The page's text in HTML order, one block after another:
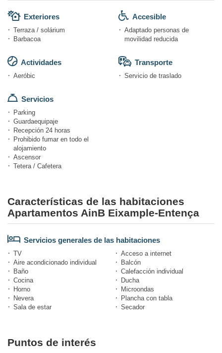
Exteriores
Terraza / solárium
Barbacoa
Actividades
Aeróbic
Servicios
Parking
Guardaequipaje
Recepción 24 horas
Prohibido fumar en todo el
alojamiento
Ascensor
Tetera / Cafetera
Accesible
Adaptado personas de
movilidad reducida
Transporte
Servicio de traslado
Características de las habitaciones
Apartamentos AinB Eixample-Entença
Servicios generales de las habitaciones
TV
Acceso a internet
Aire acondicionado individual
Balcón
Baño
Calefacción individual
Cocina
Ducha
Horno
Microondas
Nevera
Plancha con tabla
Sala de estar
Secador
Puntos de interés